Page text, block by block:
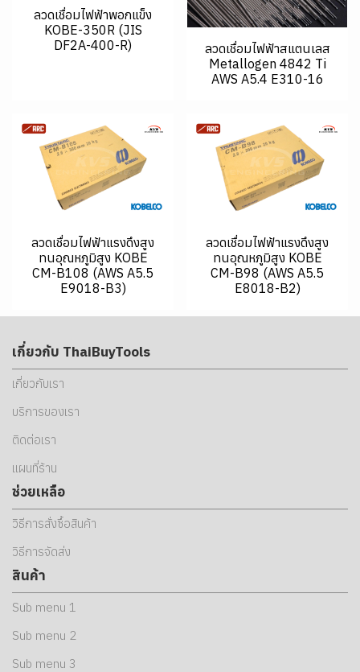
ลวดเชื่อมไฟฟ้าพอกแข็ง
KOBE-350R (JIS
DF2A-400-R)
ลวดเชื่อมไฟฟ้าสแตนเลส
Metallogen 4842 Ti
AWS A5.4 E310-16
ลวดเชื่อมไฟฟ้าแรงดึงสูง
ทนอุณหภูมิสูง KOBE
CM-B108 (AWS A5.5
E9018-B3)
ลวดเชื่อมไฟฟ้าแรงดึงสูง
ทนอุณหภูมิสูง KOBE
CM-B98 (AWS A5.5
E8018-B2)
เกี่ยวกับ ThaiBuyTools
เกี่ยวกับเรา
บริการของเรา
ติดต่อเรา
แผนที่ร้าน
ช่วยเหลือ
วิธีการสั่งซื้อสินค้า
วิธีการจัดส่ง
สินค้า
Sub menu 1
Sub menu 2
Sub menu 3